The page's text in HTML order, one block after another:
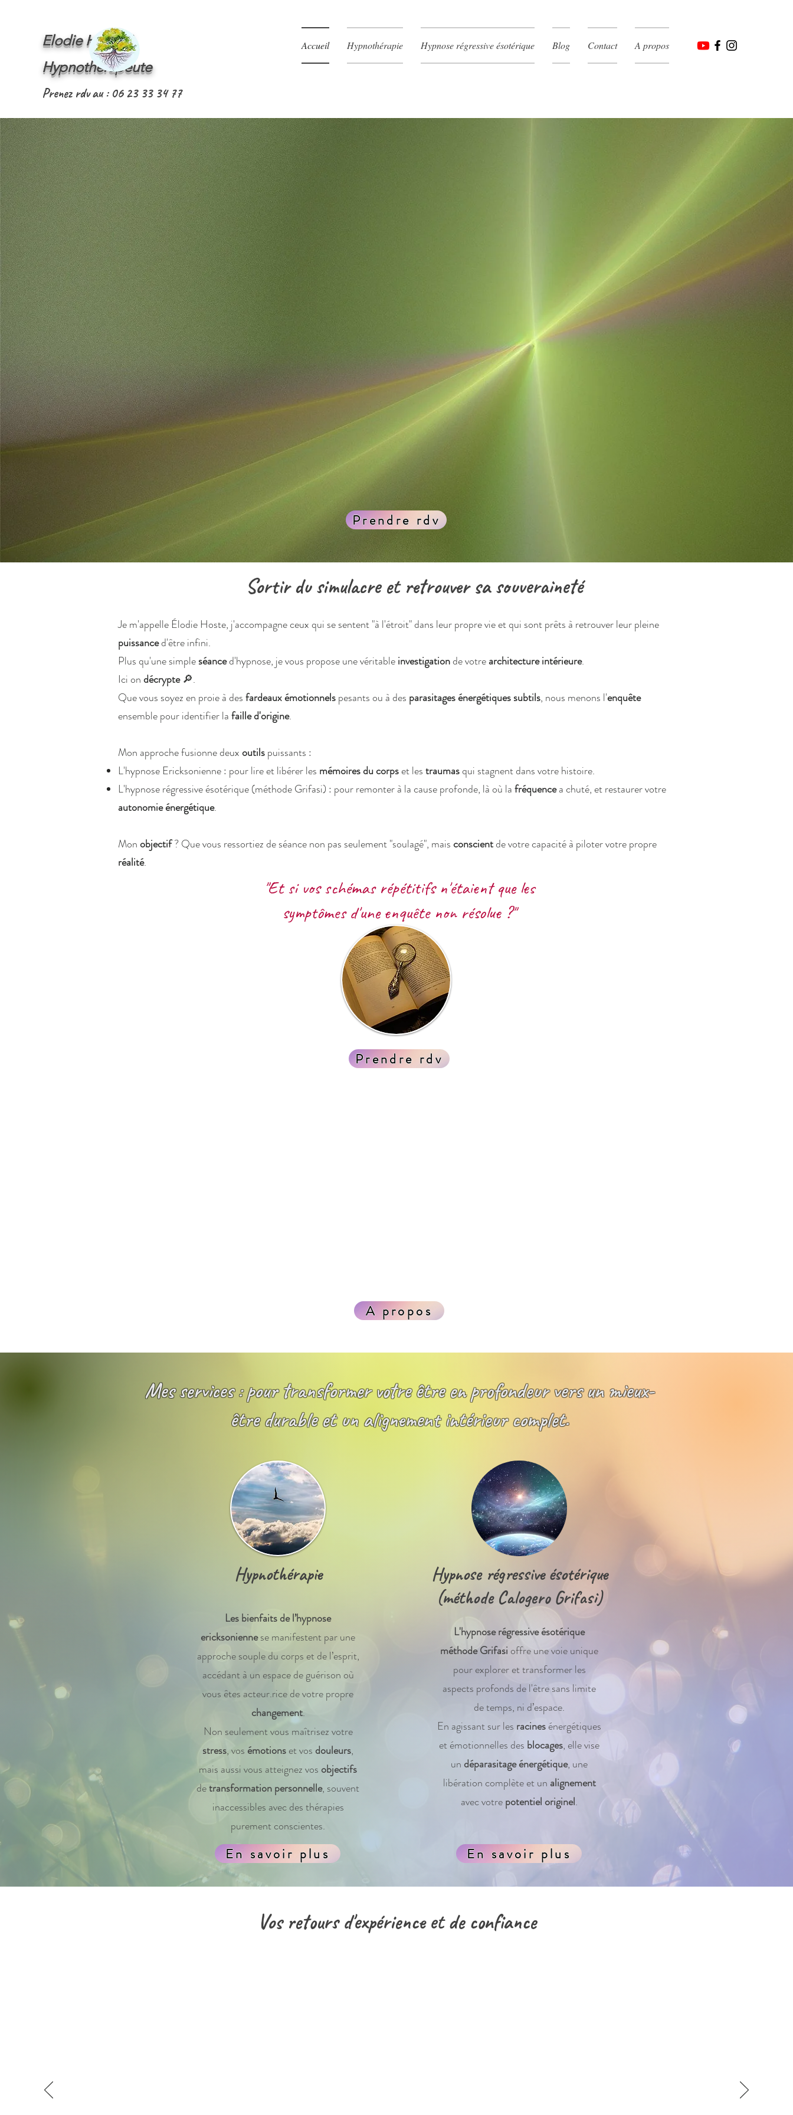
Elodie HOSTE
Hypnothérapeute
Prenez rdv au : 06 23 33 34 77
Accueil Hypnothérapie Hypnose régressive ésotérique Blog Contact A propos
Elodie Hoste
Hypnose à Poitiers
"Identifiez vos failles et transformez votre réalité"
Vous avez la sensation de tourner en boucle ?
Ensemble menons l'enquête sur les mécanismes qui bloquent
votre épanouissement.
Je vous accompagne pour décoder vos schémas invisibles
et restaurer votre pleine souveraineté.
Prendre rdv
Sortir du simulacre et retrouver sa souveraineté
Je m'appelle Élodie Hoste, j'accompagne ceux qui se sentent "à l'étroit" dans leur propre vie et qui sont prêts à retrouver leur pleine
puissanced'être infini.
Plus qu'une simpleséanced'hypnose, je vous propose une véritableinvestigationde votrearchitecture intérieure.
Ici ondécrypte🔎.
Que vous soyez en proie à desfardeaux émotionnelspesants ou à des parasitages énergétiques subtils, nous menons l'enquête
ensemble pour identifier lafaille d'origine.
Mon approche fusionne deuxoutilspuissants :
L'hypnose Ericksonienne : pour lire et libérer les mémoires du corpset lestraumasqui stagnent dans votre histoire.
L'hypnose régressive ésotérique (méthode Grifasi) : pour remonter à la cause profonde, là où lafréquencea chuté, et restaurer votre
autonomie énergétique.
Monobjectif? Que vous ressortiez de séance non pas seulement "soulagé", maisconscientde votre capacité à piloter votre propre
réalité.
"Et si vos schémas répétitifs n'étaient que les
symptômes d'une enquête non résolue ?"
Prendre rdv
A propos
Mes services : pour transformer votre être en profondeur vers un mieux-
être durable et un alignement intérieur complet.
Hypnothérapie
Les bienfaits de l’hypnose
ericksoniennese manifestent par une
approche souple du corps et de l’esprit,
accédant à un espace de guérison où
vous êtes acteur.rice de votre propre
changement.
Non seulement vous maîtrisez votre
stress, vos émotionset vos douleurs,
mais aussi vous atteignez vos objectifs
detransformation personnelle, souvent
inaccessibles avec des thérapies
purement conscientes.
En savoir plus
Hypnose régressive ésotérique
(méthode Calogero Grifasi)
L'hypnose régressive ésotérique
méthode Grifasi offre une voie unique
pour explorer et transformer les
aspects profonds de l'être sans limite
de temps, ni d’espace.
En agissant sur les racinesénergétiques
et émotionnelles des blocages, elle vise
un déparasitage énergétique, une
libération complète et unalignement
avec votrepotentiel originel.
En savoir plus
Vos retours d'expérience et de confiance